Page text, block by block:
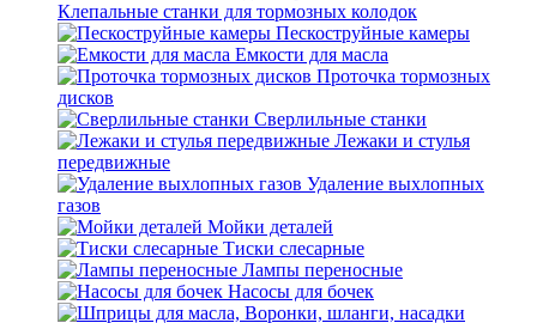
Клепальные станки для тормозных колодок
Пескоструйные камеры
Емкости для масла
Проточка тормозных
дисков
Сверлильные станки
Лежаки и стулья
передвижные
Удаление выхлопных
газов
Мойки деталей
Тиски слесарные
Лампы переносные
Насосы для бочек